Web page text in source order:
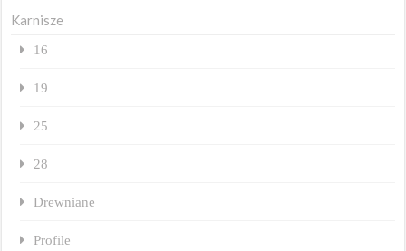
Karnisze
16
19
25
28
Drewniane
Profile